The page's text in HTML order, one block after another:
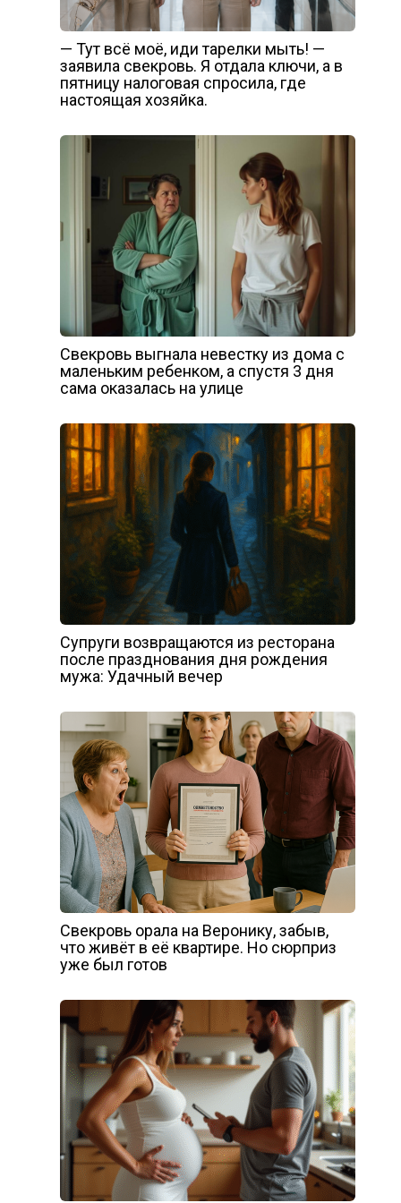
— Тут всё моё, иди тарелки мыть! —
заявила свекровь. Я отдала ключи, а в
пятницу налоговая спросила, где
настоящая хозяйка.
Свекровь выгнала невестку из дома с
маленьким ребенком, а спустя 3 дня
сама оказалась на улице
Супруги возвращаются из ресторана
после празднования дня рождения
мужа: Удачный вечер
Свекровь орала на Веронику, забыв,
что живёт в её квартире. Но сюрприз
уже был готов